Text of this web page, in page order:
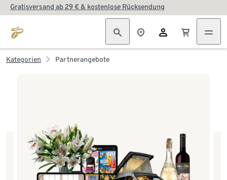
Gratisversand ab 29 € & kostenlose Rücksendung
Kategorien Partnerangebote